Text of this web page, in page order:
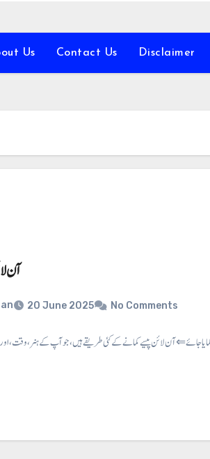
Us Contact Us Disclaimer
آن
20 June 2025 No Comments
کمایا جائے ⇐ آن لائن پیسے کمانے کے کئی طریقے ہیں، جو آپ کے ہنر، وقت،